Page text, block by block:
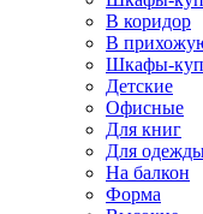
В коридор
В
Шкафы-
Детские
Офисные
Для книг
Для
На балкон
Форма